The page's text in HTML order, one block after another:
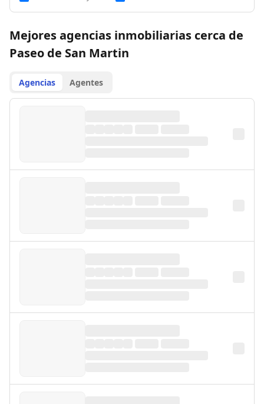
Mejores agencias inmobiliarias cerca de
Paseo de San Martin
Agencias Agentes